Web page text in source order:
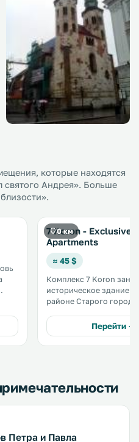
которые находятся
святого Андрея». Больше
0 км
7 Koron - Exclusive
Apartments
≈ 45 $
Комплекс 7 Koron
историческое здание в
районе Старого
Вавель и в 350 метрах
площади. К услугам гостей
апартаменты с
Перейти →
Петра и Павла